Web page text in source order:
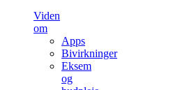
Viden
om
Apps
Bivirkninger
Eksem
og